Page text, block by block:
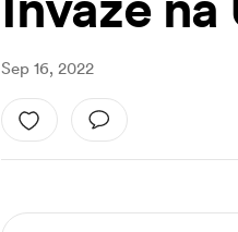
Sep 16, 2022